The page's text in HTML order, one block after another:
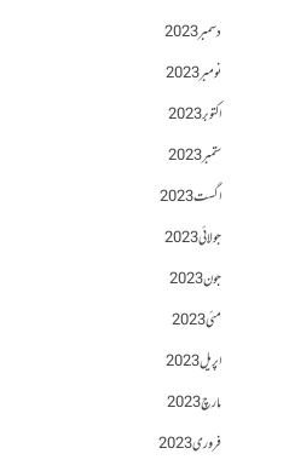
دسمبر 2023
نومبر 2023
اکتوبر 2023
ستمبر 2023
اگست 2023
جولائی 2023
جون 2023
مئی 2023
اپریل 2023
مارچ 2023
فروری 2023